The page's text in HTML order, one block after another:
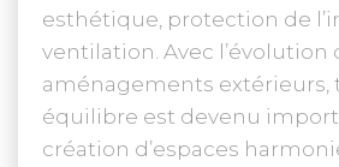
esthétique, protection de
ventilation. Avec l’évolution
aménagements extérieurs,
équilibre est devenu
création d’espaces